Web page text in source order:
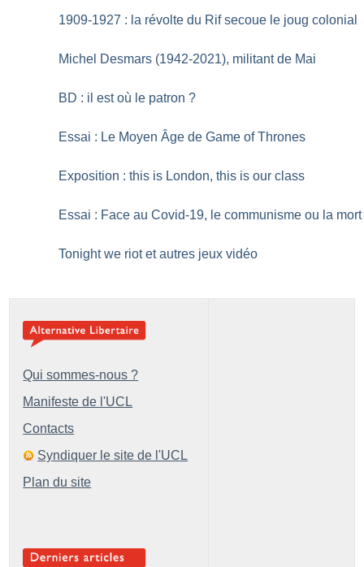
1909-1927 : la révolte du Rif secoue le joug colonial
Michel Desmars (1942-2021), militant de Mai
BD : il est où le patron ?
Essai : Le Moyen Âge de Game of Thrones
Exposition : this is London, this is our class
Essai : Face au Covid-19, le communisme ou la mort
Tonight we riot et autres jeux vidéo
Qui sommes-nous ?
Manifeste de l'UCL
Contacts
Syndiquer le site de l'UCL
Plan du site